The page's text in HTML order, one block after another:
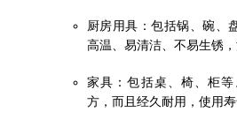
厨房用具：包括锅、碗、
高温、易清洁、不易生锈，
家具：包括桌、椅、柜
方，而且经久耐用，使用寿